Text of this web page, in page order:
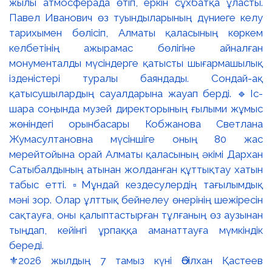
⚜️2026 жылдың 7 тамыз күні Әбілхан Қастеев